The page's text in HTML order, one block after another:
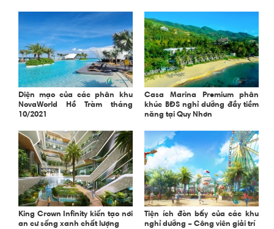
Diện mạo của các phân khu
NovaWorld Hồ Tràm tháng
10/2021
Casa Marina Premium phân
khúc BĐS nghỉ dưỡng đầy tiềm
năng tại Quy Nhơn
King Crown Infinity kiến tạo nơi
an cư sống xanh chất lượng
Tiện ích đòn bẩy của các khu
nghỉ dưỡng – Công viên giải trí